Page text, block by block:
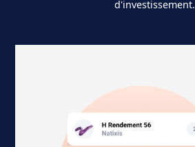
d'investissement.